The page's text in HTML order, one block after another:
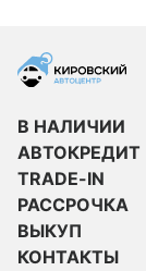
В НАЛИЧИИ
АВТОКРЕДИТ
TRADE-IN
РАССРОЧКА
ВЫКУП
КОНТАКТЫ